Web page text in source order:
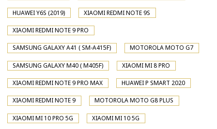
HUAWEI Y6S (2019) XIAOMI REDMI NOTE 9S
XIAOMI REDMI NOTE 9 PRO
SAMSUNG GALAXY A41 ( SM-A415F) MOTOROLA MOTO G7
SAMSUNG GALAXY M40 ( M405F) XIAOMI MI 8 PRO
XIAOMI REDMI NOTE 9 PRO MAX HUAWEI P SMART 2020
XIAOMI REDMI NOTE 9 MOTOROLA MOTO G8 PLUS
XIAOMI MI 10 PRO 5G XIAOMI MI 10 5G